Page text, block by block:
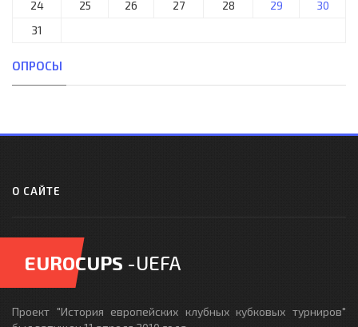
24
25 26 27 28 29
30
31
ОПРОСЫ
О САЙТЕ
EUROCUPS -UEFA
Проект "История европейских клубных кубковых турниров"